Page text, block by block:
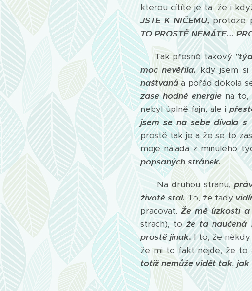
kterou cítíte je ta, že i
JSTE K NIČEMU,protože
TO PROSTĚ NEMÁTE...
Tak přesně takový
moc nevěřila, kdy jsem si
naštvaná a pořád dokola
zase hodně energiena to,
nebyl úplně fajn, ale i
jsem se na sebe dívala s
prostě tak je a že se to
moje nálada z minulého
popsaných stránek.
Na druhou stranu,
životě stal.To, že tady
pracovat. Že mě úzkosti
strach), tože ta naučená
prostě jinak.I to, že někdy
že mi to fakt nejde, že to
totiž nemůže vidět tak, jak